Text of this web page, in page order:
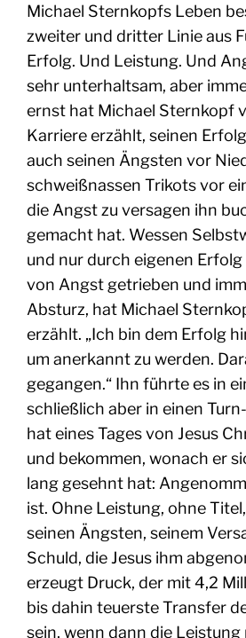
Michael Sternkopfs Leben
zweiter und dritter Linie aus
Erfolg. Und Leistung. Und
sehr unterhaltsam, aber
ernst hat Michael Sternkopf
Karriere erzählt, seinen
auch seinen Ängsten vor
schweißnassen Trikots vor
die Angst zu versagen ihn
gemacht hat. Wessen
und nur durch eigenen
von Angst getrieben und
Absturz, hat Michael
erzählt. „Ich bin dem Erfolg
um anerkannt zu werden.
gegangen.“ Ihn führte es in
schließlich aber in einen
hat eines Tages von Jesus
und bekommen, wonach er
lang gesehnt hat:
ist. Ohne Leistung, ohne
seinen Ängsten, seinem
Schuld, die Jesus ihm
erzeugt Druck, der mit 4,2
bis dahin teuerste Transfer
sein, wenn dann die